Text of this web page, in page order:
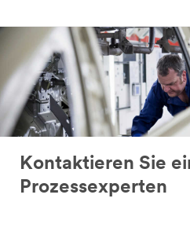
Kontaktieren Sie
Prozessexperten